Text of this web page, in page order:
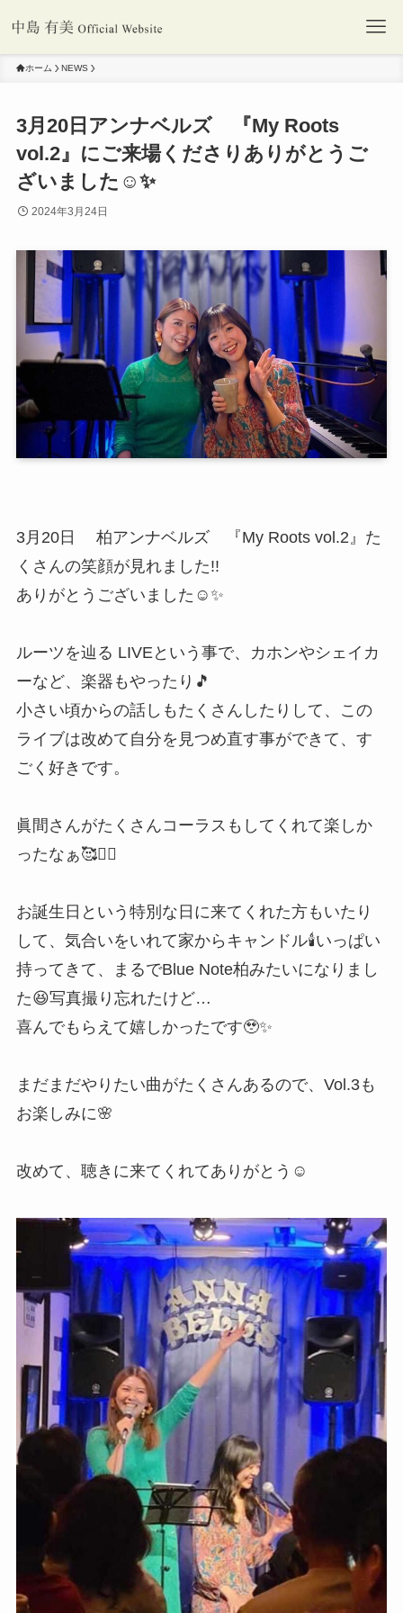
ホーム NEWS
3月20日アンナベルズ 『My Roots
vol.2』にご来場くださりありがとうご
ざいました☺️✨
2024年3月24日
3月20日 柏アンナベルズ 『My Roots vol.2』た
くさんの笑顔が見れました!!
ありがとうございました☺️✨
ルーツを辿る LIVEという事で、カホンやシェイカ
ーなど、楽器もやったり🎵
小さい頃からの話しもたくさんしたりして、この
ライブは改めて自分を見つめ直す事ができて、す
ごく好きです。
眞間さんがたくさんコーラスもしてくれて楽しか
ったなぁ🥰❤️‍🔥
お誕生日という特別な日に来てくれた方もいたり
して、気合いをいれて家からキャンドル🕯️いっぱい
持ってきて、まるでBlue Note柏みたいになりまし
た😆写真撮り忘れたけど…
喜んでもらえて嬉しかったです🥹✨
まだまだやりたい曲がたくさんあるので、Vol.3も
お楽しみに🌸
改めて、聴きに来てくれてありがとう☺️